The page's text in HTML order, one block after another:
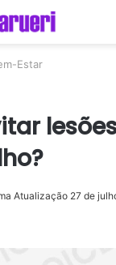
Estar
Atualização 27 de